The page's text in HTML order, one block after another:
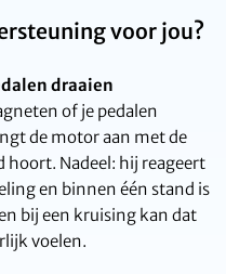
voor jou?
draaien
of je pedalen
de motor aan met de
hoort. Nadeel: hij reageert
en binnen één stand is
bij een kruising kan dat
voelen.